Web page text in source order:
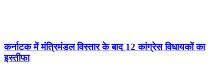
कर्नाटक में मंत्रिमंडल विस्तार के बाद 12 कांग्रेस विधायकों का
इस्तीफा